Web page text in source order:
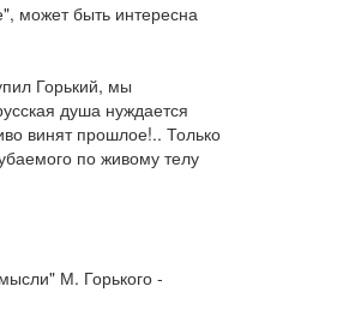
может быть интересна
Горький, мы
душа нуждается
винят прошлое!.. Только
по живому телу
М. Горького -